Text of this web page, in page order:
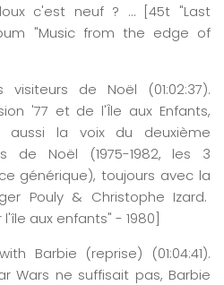
c'est neuf ? … [45t "Last
"Music from the edge of
visiteurs de Noël (01:02:37).
'77 et de l'Île aux Enfants,
la voix du deuxième
de Noël (1975-1982, les 3
générique), toujours avec la
Pouly & Christophe Izard.
aux enfants" - 1980]
with Barbie (reprise) (01:04:41).
Wars ne suffisait pas, Barbie